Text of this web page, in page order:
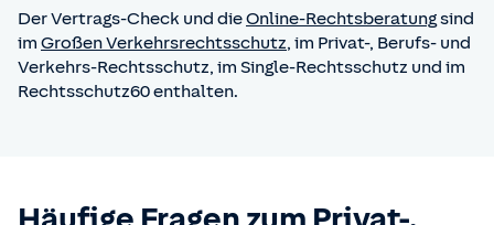
Der Vertrags-Check und dieOnline-Rechtsberatungsind
im Großen Verkehrsrechtsschutz, im Privat-, Berufs- und
Verkehrs-Rechtsschutz, im Single-Rechtsschutz und im
Rechtsschutz60 enthalten.